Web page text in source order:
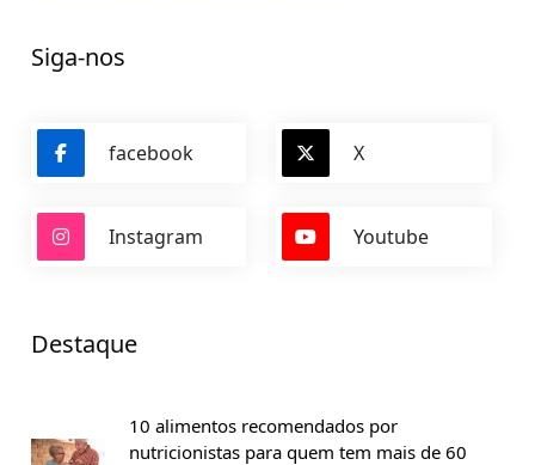
Siga-nos
facebook X
Instagram Youtube
Destaque
10 alimentos recomendados por
nutricionistas para quem tem mais de 60